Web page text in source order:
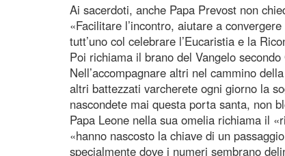
Ai sacerdoti, anche Papa Prevost non
«Facilitare l’incontro, aiutare a
tutt’uno col celebrare l’Eucaristia e la
Poi richiama il brano del Vangelo
Nell’accompagnare altri nel cammino
altri battezzati varcherete ogni giorno la
nascondete mai questa porta santa, non
Papa Leone nella sua omelia richiama il
«hanno nascosto la chiave di un
specialmente dove i numeri sembrano